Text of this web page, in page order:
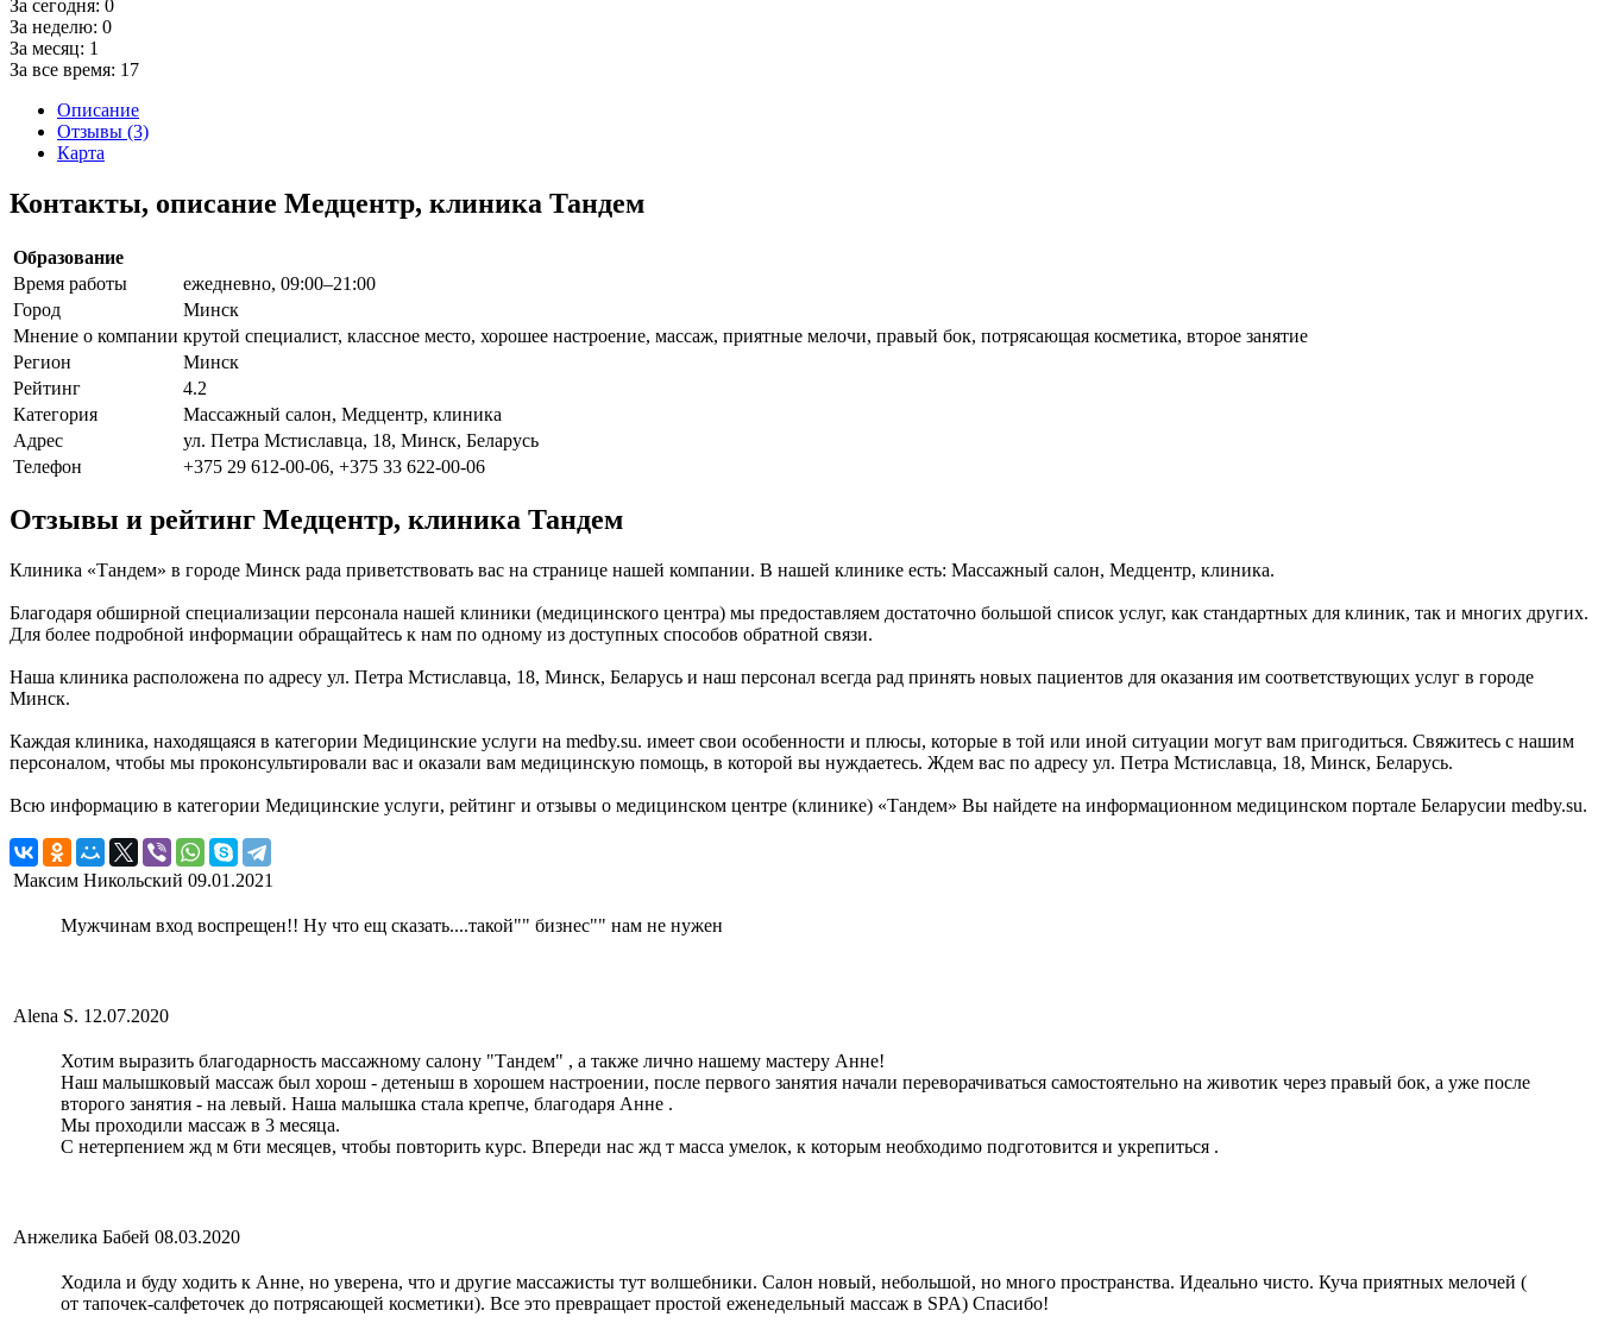
За сегодня: 0
За неделю: 0
За месяц: 1
За все время: 17
Описание
Отзывы (3)
Карта
Контакты, описание Медцентр, клиника Тандем
Образование
Время работы
ежедневно, 09:00–21:00
Город
Минск
Мнение о компании крутой специалист, классное место, хорошее настроение, массаж, приятные мелочи, правый бок, потрясающая косметика, второе занятие
Регион
Минск
Рейтинг
4.2
Категория
Массажный салон, Медцентр, клиника
Адрес
ул. Петра Мстиславца, 18, Минск, Беларусь
Телефон
+375 29 612-00-06, +375 33 622-00-06
Отзывы и рейтинг Медцентр, клиника Тандем
Клиника «Тандем» в городе Минск рада приветствовать вас на странице нашей компании. В нашей клинике есть: Массажный салон, Медцентр, клиника.
Благодаря обширной специализации персонала нашей клиники (медицинского центра) мы предоставляем достаточно большой список услуг, как стандартных для клиник, так и многих других.
Для более подробной информации обращайтесь к нам по одному из доступных способов обратной связи.
Наша клиника расположена по адресу ул. Петра Мстиславца, 18, Минск, Беларусь и наш персонал всегда рад принять новых пациентов для оказания им соответствующих услуг в городе
Минск.
Каждая клиника, находящаяся в категории Медицинские услуги на medby.su. имеет свои особенности и плюсы, которые в той или иной ситуации могут вам пригодиться. Свяжитесь с нашим
персоналом, чтобы мы проконсультировали вас и оказали вам медицинскую помощь, в которой вы нуждаетесь. Ждем вас по адресу ул. Петра Мстиславца, 18, Минск, Беларусь.
Всю информацию в категории Медицинские услуги, рейтинг и отзывы о медицинском центре (клинике) «Тандем» Вы найдете на информационном медицинском портале Беларусии medby.su.
Максим Никольский 09.01.2021
Мужчинам вход воспрещен!! Ну что ещ сказать....такой"" бизнес"" нам не нужен
Alena S. 12.07.2020
Хотим выразить благодарность массажному салону "Тандем" , а также лично нашему мастеру Анне!
Наш малышковый массаж был хорош - детеныш в хорошем настроении, после первого занятия начали переворачиваться самостоятельно на животик через правый бок, а уже после
второго занятия - на левый. Наша малышка стала крепче, благодаря Анне .
Мы проходили массаж в 3 месяца.
С нетерпением жд м 6ти месяцев, чтобы повторить курс. Впереди нас жд т масса умелок, к которым необходимо подготовится и укрепиться .
Анжелика Бабей 08.03.2020
Ходила и буду ходить к Анне, но уверена, что и другие массажисты тут волшебники. Салон новый, небольшой, но много пространства. Идеально чисто. Куча приятных мелочей (
от тапочек-салфеточек до потрясающей косметики). Все это превращает простой еженедельный массаж в SPA) Спасибо!